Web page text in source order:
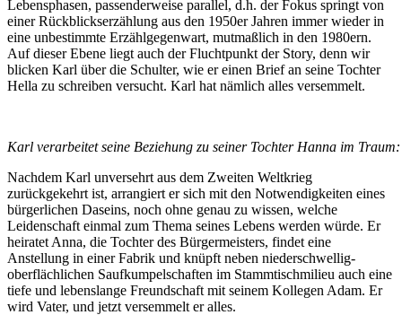
Lebensphasen, passenderweise parallel, d.h. der Fokus springt von
einer Rückblickserzählung aus den 1950er Jahren immer wieder in
eine unbestimmte Erzählgegenwart, mutmaßlich in den 1980ern.
Auf dieser Ebene liegt auch der Fluchtpunkt der Story, denn wir
blicken Karl über die Schulter, wie er einen Brief an seine Tochter
Hella zu schreiben versucht. Karl hat nämlich alles versemmelt.
Karl verarbeitet seine Beziehung zu seiner Tochter Hanna im
Nachdem Karl unversehrt aus dem Zweiten Weltkrieg
zurückgekehrt ist, arrangiert er sich mit den Notwendigkeiten eines
bürgerlichen Daseins, noch ohne genau zu wissen, welche
Leidenschaft einmal zum Thema seines Lebens werden würde. Er
heiratet Anna, die Tochter des Bürgermeisters, findet eine
Anstellung in einer Fabrik und knüpft neben niederschwellig-
oberflächlichen Saufkumpelschaften im Stammtischmilieu auch eine
tiefe und lebenslange Freundschaft mit seinem Kollegen Adam. Er
wird Vater, und jetzt versemmelt er alles.